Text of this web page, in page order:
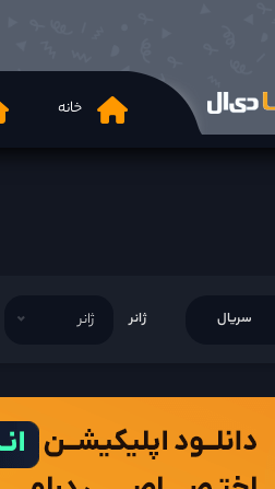
خانه
سریال ژانر ژانر